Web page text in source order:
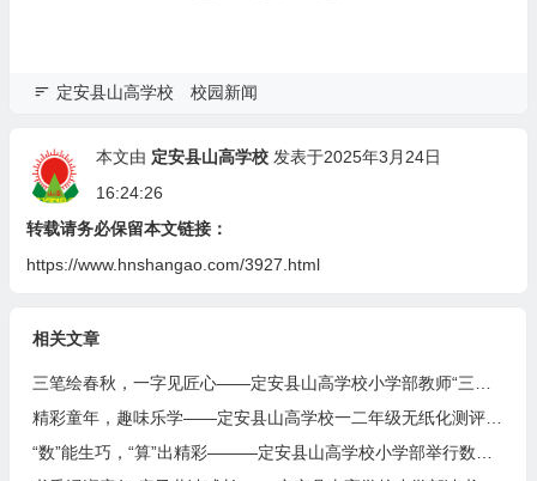
定安县山高学校 校园新闻
本文由 定安县山高学校 发表于2025年3月24日
16:24:26
转载请务必保留本文链接：
https://www.hnshangao.com/3927.html
相关文章
精彩童年，趣味乐学——定安县山高学校一二年级无纸化测评活动